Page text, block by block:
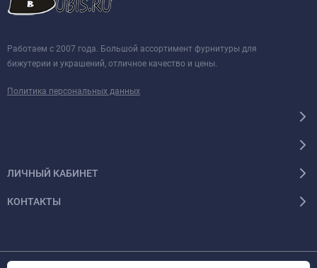
Работаем с 2007 года. Большой ассортимент фурнитуры для
бижутерии и украшений, отличное качество и цены.
Политика персональных данных
ЛИЧНЫЙ КАБИНЕТ
КОНТАКТЫ